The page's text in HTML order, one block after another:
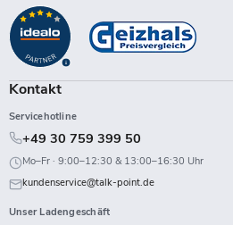
auf
Facebook
auf
Instagram
auf
LinkedIn
auf
TikTokTwitch
Kontakt
Servicehotline
+49 30 759 399 50
Mo–Fr · 9:00–12:30 & 13:00–16:30 Uhr
kundenservice@talk-point.de
Unser Ladengeschäft